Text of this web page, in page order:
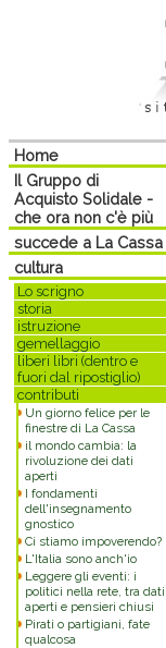
Home
Il Gruppo di
Acquisto Solidale -
che ora non c'è più
succede a La Cassa
cultura
Lo scrigno
storia
istruzione
gemellaggio
liberi libri (dentro e
fuori dal ripostiglio)
contributi
Un giorno felice per le
finestre di La Cassa
il mondo cambia: la
rivoluzione dei dati
aperti
I fondamenti
dell'insegnamento
gnostico
Ci stiamo impoverendo?
L'Italia sono anch'io
Leggere gli eventi: i
politici nella rete, tra dati
aperti e pensieri chiusi
Pirati o partigiani, fate
qualcosa